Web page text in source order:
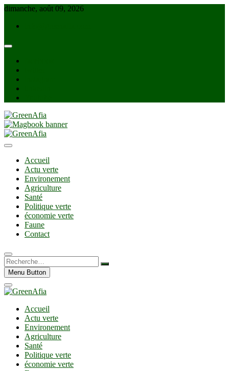
Skip
content
dimanche, août 09, 2026
GreenAfia
Accueil
Actu verte
Environement
Agriculture
Santé
Politique verte
économie verte
Faune
Contact
Recherche…
Menu Button
Accueil
Actu verte
Environement
Agriculture
Santé
Politique verte
économie verte